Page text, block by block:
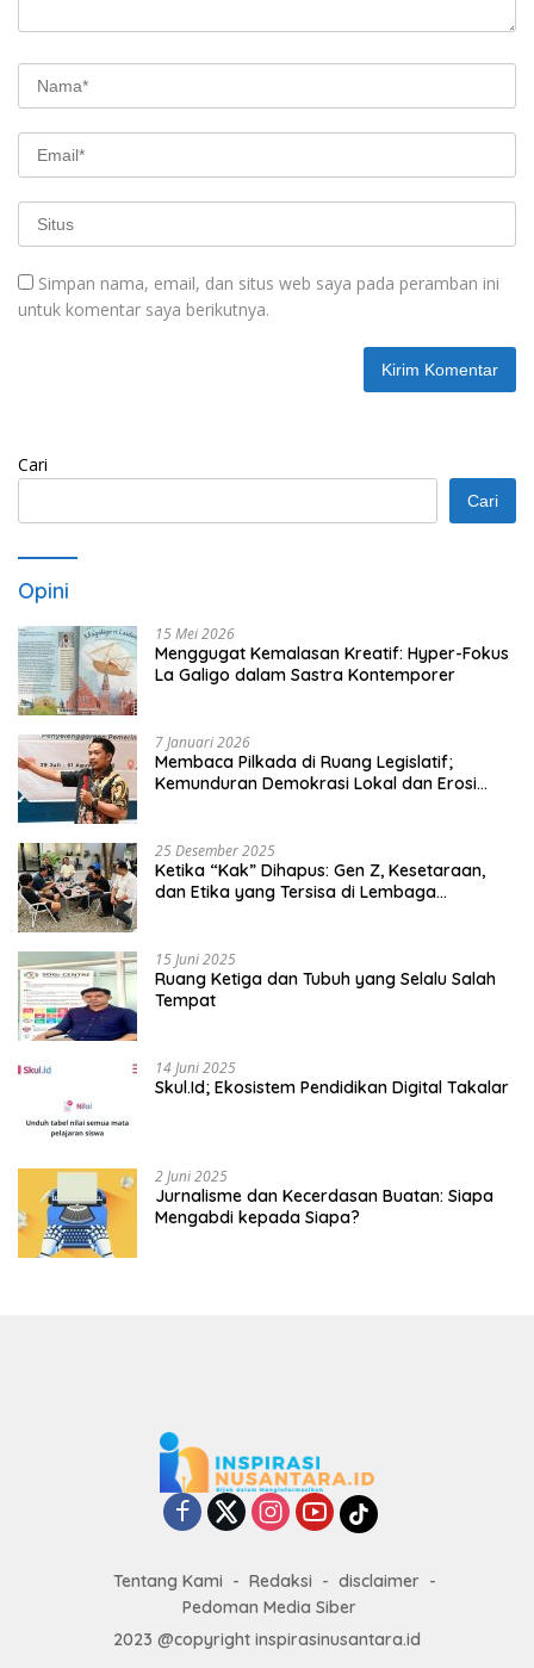
Simpan nama, email, dan situs web saya pada peramban ini
untuk komentar saya berikutnya.
Cari
Cari
Opini
15 Mei 2026
Menggugat Kemalasan Kreatif: Hyper-Fokus
La Galigo dalam Sastra Kontemporer
7 Januari 2026
Membaca Pilkada di Ruang Legislatif;
Kemunduran Demokrasi Lokal dan Erosi
25 Desember 2025
Ketika “Kak” Dihapus: Gen Z, Kesetaraan,
dan Etika yang Tersisa di Lembaga
15 Juni 2025
Ruang Ketiga dan Tubuh yang Selalu Salah
Tempat
14 Juni 2025
Skul.Id; Ekosistem Pendidikan Digital Takalar
2 Juni 2025
Jurnalisme dan Kecerdasan Buatan: Siapa
Mengabdi kepada Siapa?
Tentang Kami Redaksi
disclaimer
Pedoman Media Siber
2023 @copyright inspirasinusantara.id